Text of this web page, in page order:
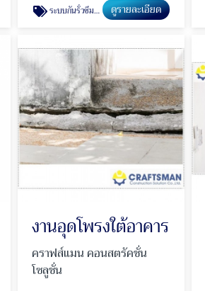
ระบบกันรั่วซึมหลังคาเมทัลชีท ดูรายละเอียด
งานอุดโพรงใต้อาคาร
คราฟส์แมน คอนสตรัคชั่น
โซลูชั่น